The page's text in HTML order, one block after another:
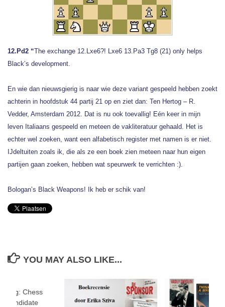
12.Pd2 “The exchange 12.Lxe6?! Lxe6 13.Pa3 Tg8 (21) only helps
Black’s development.
En wie dan nieuwsgierig is naar wie deze variant gespeeld hebben zoekt
achterin in hoofdstuk 44 partij 21 op en ziet dan: Ten Hertog – R.
Vedder, Amsterdam 2012. Dat is nu ook toevallig! Eén keer in mijn
leven Italiaans gespeeld en meteen de vakliteratuur gehaald. Het is
echter wel zoeken, want een alfabetisch register met namen is er niet.
IJdeltuiten zoals ik, die als ze een boek zien meteen naar hun eigen
partijen gaan zoeken, hebben wat speurwerk te verrichten :).
Bologan’s Black Weapons! Ik heb er schik van!
YOU MAY ALSO LIKE...
Chess
Candidate